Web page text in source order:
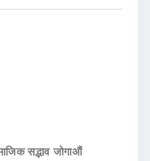
सद्भाव जोगाऔं